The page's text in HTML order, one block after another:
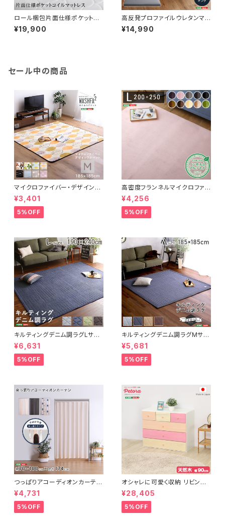
ロール梱包片面仕様ポケットコ
イルマットレス【Sheera-シェエ
ラ-】クイーンサイズ HRM-01
¥19,900
高反発プロファイルウレタンマッ
トレス【Beleza10-ベレーザ・テ
ン-】(キング) ORM-10K
¥14,990
セール中の商品
マイクロファイバー・デザインラ
グマットMサイズ（185×185cm）
洗えるラグマット 【WASHFA2】
FRG-D2-M
¥3,401
5%OFF
高密度フランネルマイクロファイ
バー・ラグマットLサイズ（200×2
50cm）洗えるラグマット｜ナル
トレア
¥4,256
5%OFF
キルティングデニム調ラグLサイ
ズ(190x240cm)オールシーズ
ン、滑り止め付き、手洗い対応【D
erid-デリッド-】 DRG-L
¥6,631
5%OFF
キルティングデニム調ラグMサイ
ズ(185x185cm)オールシーズ
ン、滑り止め付き、手洗い対応【D
erid-デリッド-】 DRG-M
¥5,681
5%OFF
つっぱりアコーディオンカーテ
ン 100×174cm SH-16-TA
DC
¥4,731
5%OFF
オシャレに可愛く収納 リビング
用ローチェスト 4段 幅90cm
天然木（桐）日本製｜petora-
ペトラ- SH-08-PTR90
¥28,405
5%OFF